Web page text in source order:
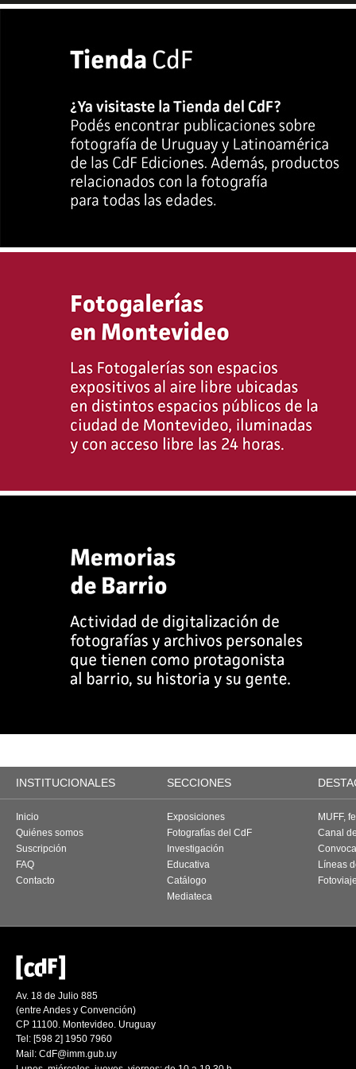
INSTITUCIONALES SECCIONES
Inicio
Quiénes somos
Suscripción
FAQ
Contacto
Exposiciones
Fotografías del CdF
Investigación
Educativa
Catálogo
Mediateca
MUFF,
Canal
Líneas
Av. 18 de Julio 885
(entre Andes y Convención)
CP 11100. Montevideo. Uruguay
Tel: [598 2] 1950 7960
Mail: CdF@imm.gub.uy